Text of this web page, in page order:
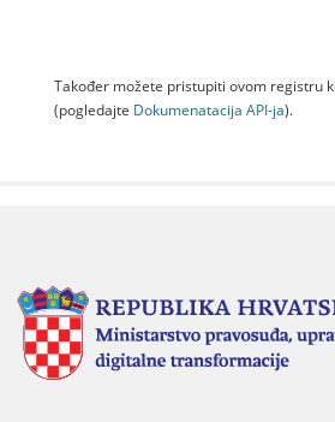
Također možete pristupiti ovom registru
(pogledajte Dokumenаtаcijа API-jа).